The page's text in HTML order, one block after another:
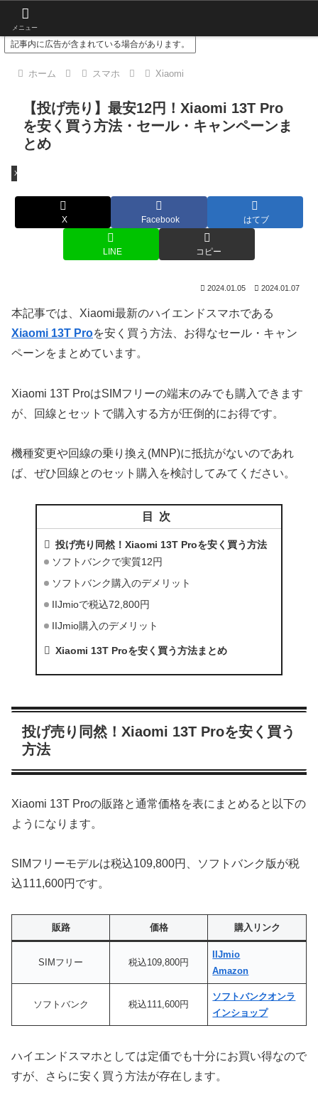
記事内に広告が含まれている場合があります。
ホーム スマホ Xiaomi
【投げ売り】最安12円！Xiaomi 13T Pro
を安く買う方法・セール・キャンペーンま
とめ
Xiaomi
X Facebook はてブ
LINE コピー
2024.01.05 2024.01.07
本記事では、Xiaomi最新のハイエンドスマホである
Xiaomi 13T Proを安く買う方法、お得なセール・キャン
ペーンをまとめています。
Xiaomi 13T ProはSIMフリーの端末のみでも購入できます
が、回線とセットで購入する方が圧倒的にお得です。
機種変更や回線の乗り換え(MNP)に抵抗がないのであれ
ば、ぜひ回線とのセット購入を検討してみてください。
目次
投げ売り同然！Xiaomi 13T Proを安く買う方法
ソフトバンクで実質12円
ソフトバンク購入のデメリット
IIJmioで税込72,800円
IIJmio購入のデメリット
Xiaomi 13T Proを安く買う方法まとめ
投げ売り同然！Xiaomi 13T Proを安く買う
方法
Xiaomi 13T Proの販路と通常価格を表にまとめると以下の
ようになります。
SIMフリーモデルは税込109,800円、ソフトバンク版が税
込111,600円です。
販路 価格 購入リンク
SIMフリー 税込109,800円
IIJmio
Amazon
ソフトバンク 税込111,600円
ソフトバンクオンラ
インショップ
ハイエンドスマホとしては定価でも十分にお買い得なので
すが、さらに安く買う方法が存在します。
メニュー